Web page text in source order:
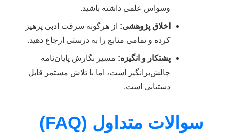
وسواس علمی داشته باشید.
اخلاق پژوهشی: از هرگونه سرقت ادبی پرهیز
کرده و تمامی منابع را به درستی ارجاع دهید.
پشتکار و انگیزه: مسیر نگارش پایان‌نامه
چالش‌برانگیز است، اما با تلاش مستمر قابل
دستیابی است.
سوالات متداول (FAQ)